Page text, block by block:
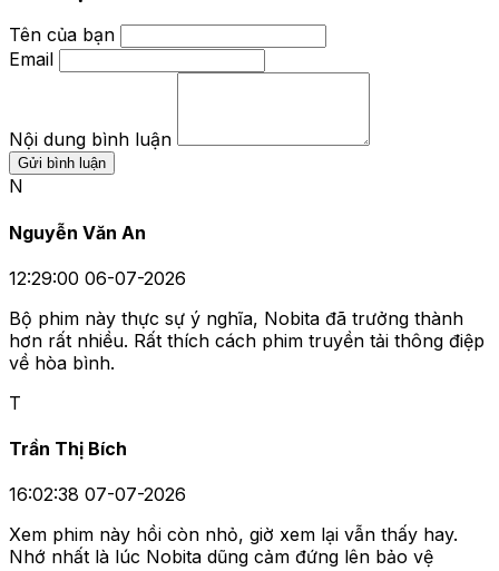
Tên của bạn
Email
Nội dung bình luận
Gửi bình luận
N
Nguyễn Văn An
12:29:00 06-07-2026
Bộ phim này thực sự ý nghĩa, Nobita đã trưởng thành
hơn rất nhiều. Rất thích cách phim truyền tải thông điệp
về hòa bình.
T
Trần Thị Bích
16:02:38 07-07-2026
Xem phim này hồi còn nhỏ, giờ xem lại vẫn thấy hay.
Nhớ nhất là lúc Nobita dũng cảm đứng lên bảo vệ